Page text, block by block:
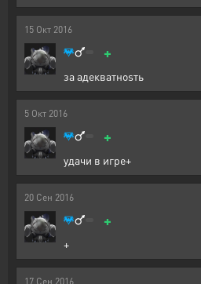
15 Окт 2016
+
за адекватноsть
5 Окт 2016
+
удачи в игре+
20 Сен 2016
+
+
17 Сен 2016